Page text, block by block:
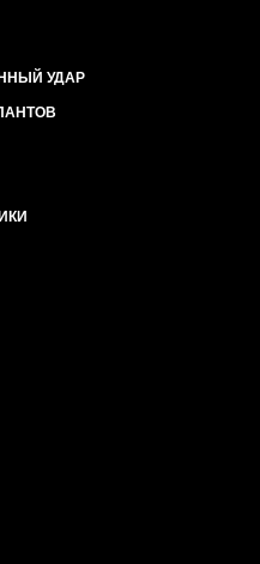
УДАР